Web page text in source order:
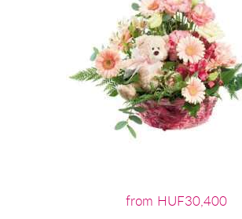
from HUF30,400